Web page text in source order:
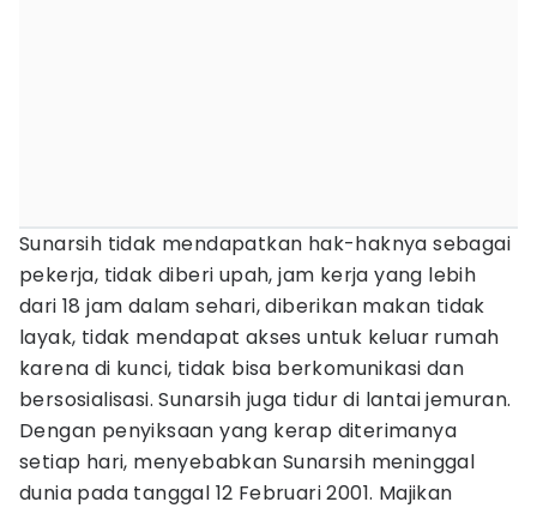
Sunarsih tidak mendapatkan hak-haknya sebagai
pekerja, tidak diberi upah, jam kerja yang lebih
dari 18 jam dalam sehari, diberikan makan tidak
layak, tidak mendapat akses untuk keluar rumah
karena di kunci, tidak bisa berkomunikasi dan
bersosialisasi. Sunarsih juga tidur di lantai jemuran.
Dengan penyiksaan yang kerap diterimanya
setiap hari, menyebabkan Sunarsih meninggal
dunia pada tanggal 12 Februari 2001. Majikan